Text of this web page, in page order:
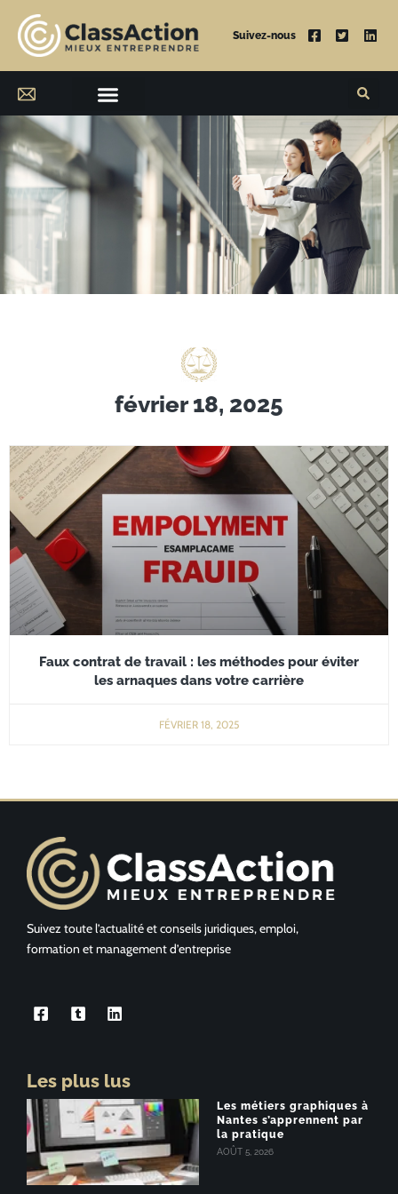
Suivez-nous
février 18, 2025
Faux contrat de travail : les méthodes pour éviter
les arnaques dans votre carrière
FÉVRIER 18, 2025
Suivez toute l’actualité et conseils juridiques, emploi,
formation et management d’entreprise
Les plus lus
Les métiers graphiques à
Nantes s’apprennent par
la pratique
AOÛT 5, 2026